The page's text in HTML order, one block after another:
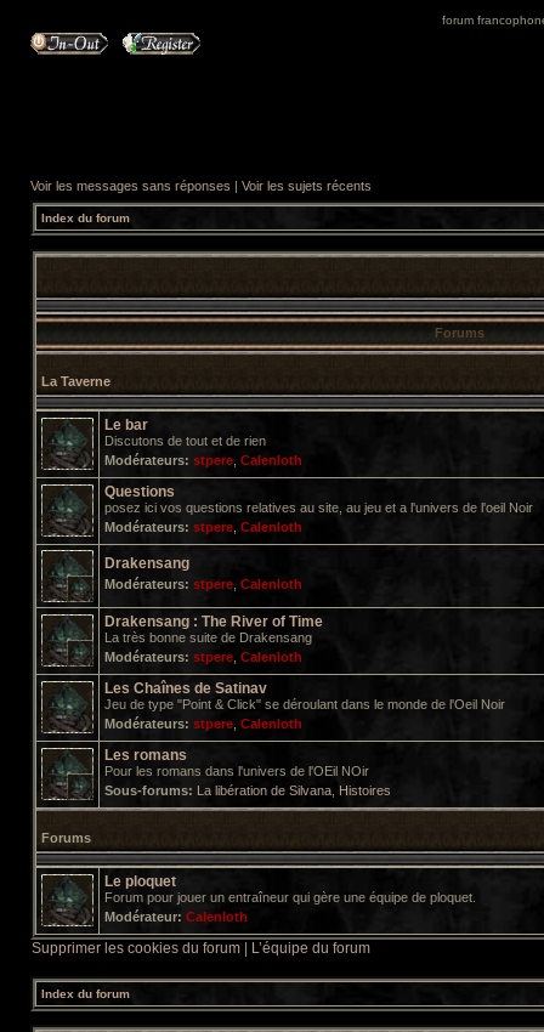
forum
Voir les messages sans réponses | Voir les sujets récents
Index du forum
Forums
La Taverne
Le bar
Discutons de tout et de rien
Modérateurs: stpere Calenloth
Questions
posez ici vos questions relatives au site, au jeu et a l'univers de l'oeil Noir
Modérateurs: stpere Calenloth
Drakensang
Modérateurs: stpere Calenloth
Drakensang : The River of Time
La très bonne suite de Drakensang
Modérateurs: stpere Calenloth
Les Chaînes de Satinav
Jeu de type "Point & Click" se déroulant dans le monde de l'Oeil Noir
Modérateurs: stpere Calenloth
Les romans
Pour les romans dans l'univers de l'OEil NOir
Sous-forums: La libération de Silvana Histoires
Forums
Le ploquet
Forum pour jouer un entraîneur qui gère une équipe de ploquet.
Modérateur: Calenloth
Supprimer les cookies du forum L’équipe du forum
Index du forum